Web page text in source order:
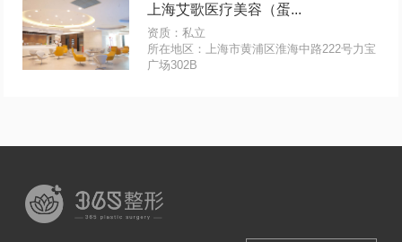
上海艾歌医疗美容（蛋...
资质：私立
所在地区：上海市黄浦区淮海中路222号力宝
广场302B